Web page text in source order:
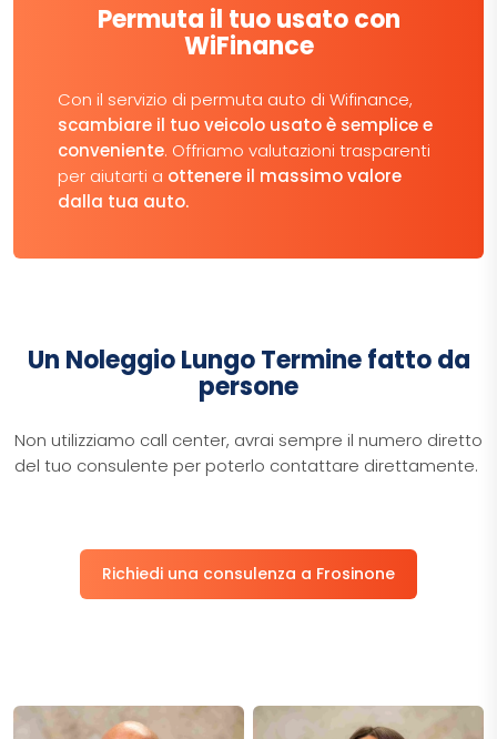
Permuta il tuo usato con
WiFinance
Con il servizio di permuta auto di Wifinance,
scambiare il tuo veicolo usato è semplice e
conveniente. Offriamo valutazioni trasparenti
per aiutarti a ottenere il massimo valore
dalla tua auto.
Un Noleggio Lungo Termine fatto da
persone
​​Non utilizziamo call center, avrai sempre il numero diretto
del tuo consulente per poterlo contattare direttamente. ​​
Richiedi una consulenza a Frosinone